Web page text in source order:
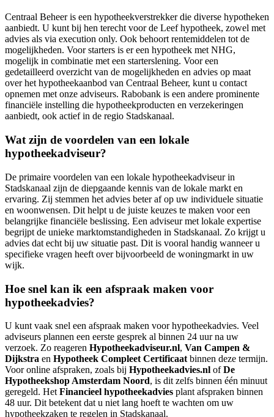
Centraal Beheer is een hypotheekverstrekker die diverse hypotheken
aanbiedt. U kunt bij hen terecht voor de Leef hypotheek, zowel met
advies als via execution only. Ook behoort rentemiddelen tot de
mogelijkheden. Voor starters is er een hypotheek met NHG,
mogelijk in combinatie met een starterslening. Voor een
gedetailleerd overzicht van de mogelijkheden en advies op maat
over het hypotheekaanbod van Centraal Beheer, kunt u contact
opnemen met onze adviseurs. Rabobank is een andere prominente
financiële instelling die hypotheekproducten en verzekeringen
aanbiedt, ook actief in de regio Stadskanaal.
Wat zijn de voordelen van een lokale
hypotheekadviseur?
De primaire voordelen van een lokale hypotheekadviseur in
Stadskanaal zijn de diepgaande kennis van de lokale markt en
ervaring. Zij stemmen het advies beter af op uw individuele situatie
en woonwensen. Dit helpt u de juiste keuzes te maken voor een
belangrijke financiële beslissing. Een adviseur met lokale expertise
begrijpt de unieke marktomstandigheden in Stadskanaal. Zo krijgt u
advies dat echt bij uw situatie past. Dit is vooral handig wanneer u
specifieke vragen heeft over bijvoorbeeld de woningmarkt in uw
wijk.
Hoe snel kan ik een afspraak maken voor
hypotheekadvies?
U kunt vaak snel een afspraak maken voor hypotheekadvies. Veel
adviseurs plannen een eerste gesprek al binnen 24 uur na uw
verzoek. Zo reageren Hypotheekadviseur.nl, Van Campen &
Dijkstra en Hypotheek Compleet Certificaat binnen deze termijn.
Voor online afspraken, zoals bij Hypotheekadvies.nl ofDe
Hypotheekshop Amsterdam Noord, is dit zelfs binnen één minuut
geregeld. Het Financieel hypotheekadvies plant afspraken binnen
48 uur. Dit betekent dat u niet lang hoeft te wachten om uw
hypotheekzaken te regelen in Stadskanaal.